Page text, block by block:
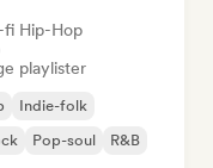
Hip-Hop
playlister
Indie-folk
Pop-soul R&B